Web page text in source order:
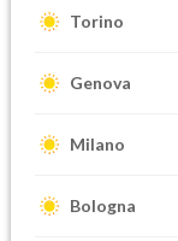
Torino
Genova
Milano
Bologna